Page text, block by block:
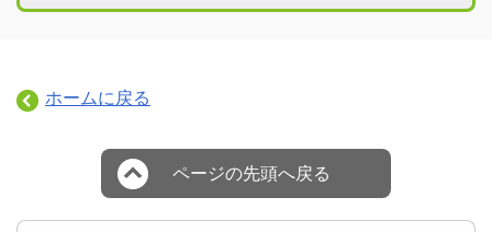
ホームに戻る
ページの先頭へ戻る